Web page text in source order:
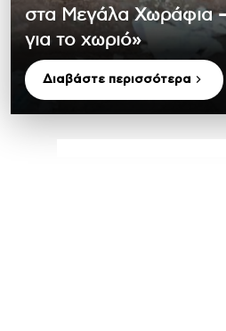
στα Μεγάλα Χωράφια
για το χωριό»
Διαβάστε περισσότερα